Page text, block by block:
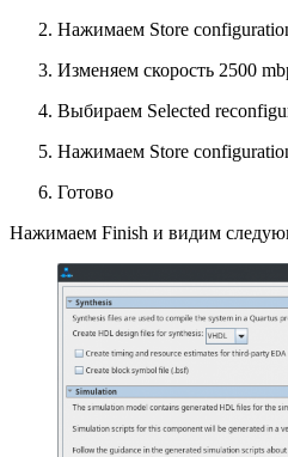
Нажимаем Store
Изменяем скорость 2500
Выбираем Selected
Нажимаем Store
Готово
Нажимаем Finish и видим